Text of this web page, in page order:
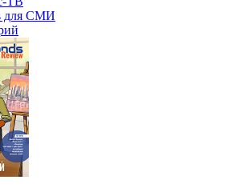
Hub
рынка
Hub
ТВ
для СМИ